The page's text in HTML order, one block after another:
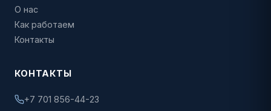
О нас
Как работаем
Контакты
КОНТАКТЫ
+7 701 856-44-23